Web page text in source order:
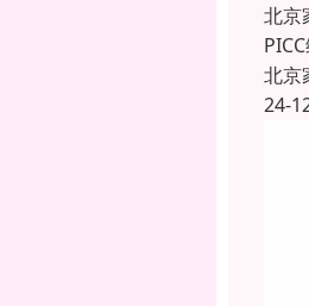
北京
北京
24-